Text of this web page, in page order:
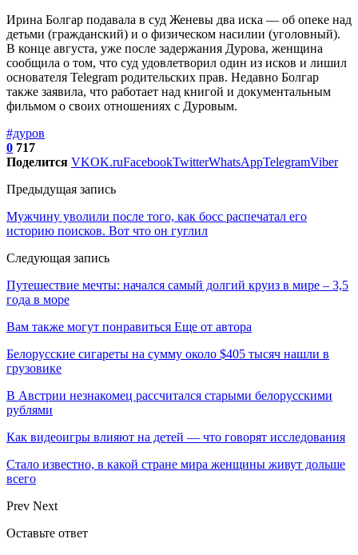
Ирина Болгар подавала в суд Женевы два иска — об опеке над
детьми (гражданский) и о физическом насилии (уголовный).
В конце августа, уже после задержания Дурова, женщина
сообщила о том, что суд удовлетворил один из исков и лишил
основателя Telegram родительских прав. Недавно Болгар
также заявила, что работает над книгой и документальным
фильмом о своих отношениях с Дуровым.
#дуров
0 717
Поделится VKOK.ruFacebookTwitterWhatsAppTelegramViber
Предыдущая запись
Мужчину уволили после того, как босс распечатал его
историю поисков. Вот что он гуглил
Следующая запись
Путешествие мечты: начался самый долгий круиз в мире – 3,5
года в море
Вам также могут понравиться Еще от автора
Белорусские сигареты на сумму около $405 тысяч нашли в
грузовике
В Австрии незнакомец рассчитался старыми белорусскими
рублями
Как видеоигры влияют на детей — что говорят исследования
Стало известно, в какой стране мира женщины живут дольше
всего
Prev Next
Оставьте ответ